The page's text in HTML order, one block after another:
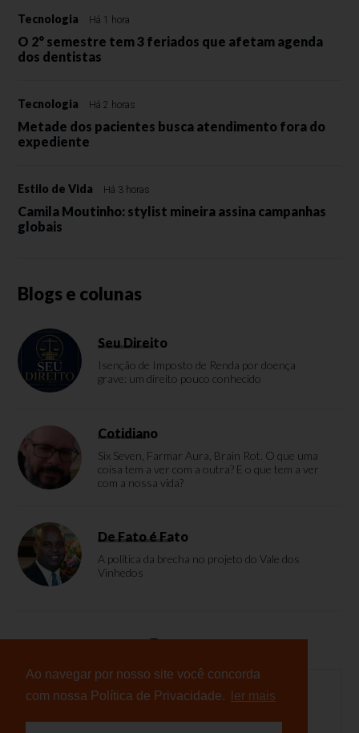
Ao navegar por nosso site você concorda
com nossa Política de Privacidade.
ler mais
Tecnologia Há 1 hora
O 2° semestre tem 3 feriados que afetam agenda
dos dentistas
Tecnologia Há 2 horas
Metade dos pacientes busca atendimento fora do
expediente
Estilo de Vida Há 3 horas
Camila Moutinho: stylist mineira assina campanhas
globais
Blogs e colunas
Seu Direito
Isenção de Imposto de Renda por doença
grave: um direito pouco conhecido
Cotidiano
Six Seven, Farmar Aura, Brain Rot. O que uma
coisa tem a ver com a outra? E o que tem a ver
com a nossa vida?
De Fato é Fato
A política da brecha no projeto do Vale dos
Vinhedos
Enquete